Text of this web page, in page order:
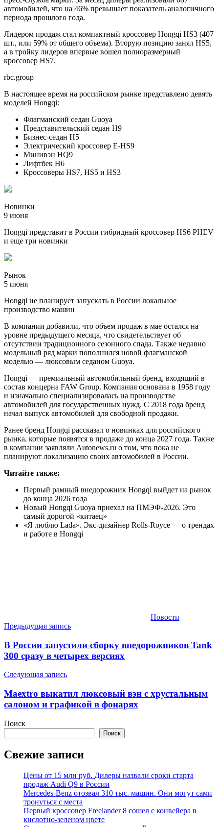
автомобилей, что на 46% превышает показатель аналогичного
периода прошлого года.
Лидером продаж стал компактный кроссовер Hongqi HS3 (407
шт., или 59% от общего объема). Вторую позицию занял HS5,
а в тройку лидеров впервые вошел полноразмерный
кроссовер HS7.
rbc.group
В настоящее время на российском рынке представлено девять
моделей Hongqi:
Флагманский седан Guoya
Представительский седан H9
Бизнес-седан H5
Электрический кроссовер E-HS9
Минивэн HQ9
Лифтбек H6
Кроссоверы HS7, HS5 и HS3
Новинки
9 июня
Hongqi представит в России гибридный кроссовер HS6 PHEV
и еще три новинки
Рынок
5 июня
Hongqi не планирует запускать в России локальное
производство машин
В компании добавили, что объем продаж в мае остался на
уровне предыдущего месяца, что свидетельствует об
отсутствии традиционного сезонного спада. Также недавно
модельный ряд марки пополнился новой флагманской
моделью — люксовым седаном Guoya.
Hongqi — премиальный автомобильный бренд, входящий в
состав концерна FAW Group. Компания основана в 1958 году
и изначально специализировалась на производстве
автомобилей для государственных нужд. С 2018 года бренд
начал выпуск автомобилей для свободной продажи.
Ранее бренд Hongqi рассказал о новинках для российского
рынка, которые появятся в продаже до конца 2027 года. Также
в компании заявляли Autonews.ru о том, что пока не
планируют локализацию своих автомобилей в России.
Читайте также:
Первый рамный внедорожник Hongqi выйдет на рынок
до конца 2026 года
Новый Hongqi Guoya приехал на ПМЭФ-2026. Это
самый дорогой «китаец»
«Я люблю Lada». Экс-дизайнер Rolls-Royce — о трендах
и работе в Hongqi
Новости
Навигация
по
записям
Предыдущая запись
В России запустили сборку внедорожников Tank
300 сразу в четырех версиях
Следующая запись
Maextro выкатил люксовый вэн с хрустальным
салоном и графикой в фонарях
Поиск
Поиск
Свежие записи
Цены от 15 млн руб. Дилеры назвали сроки старта
продаж Audi Q9 в России
Mercedes-Benz отозвал 310 тыс. машин. Они могут сами
тронуться с места
Первый кроссовер Freelander 8 сошел с конвейера в
кислотно-зеленом цвете